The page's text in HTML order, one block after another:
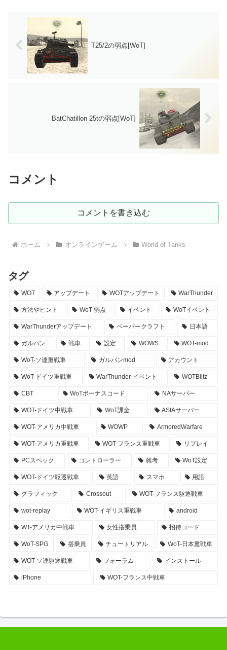
T25/2の弱点[WoT]
BatChatillon 25tの弱点[WoT]
コメント
コメントを書き込む
ホーム オンラインゲーム World of Tanks
タグ
WOT アップデート WOTアップデート WarThunder
方法やヒント WoT-弱点 イベント WoTイベント
WarThunderアップデート ペーパークラフト 日本語
ガルパン 戦車 設定 WOWS WOT-mod
WoT-ソ連重戦車 ガルパンmod アカウント
WoT-ドイツ重戦車 WarThunder-イベント WOTBlitz
CBT WoTボーナスコード NAサーバー
WOT-ドイツ中戦車 WoT課金 ASIAサーバー
WOT-アメリカ中戦車 WOWP ArmoredWarfare
WOT-アメリカ重戦車 WOT-フランス重戦車 リプレイ
PCスペック コントローラー 雑考 WoT設定
WOT-ドイツ駆逐戦車 英語 スマホ 用語
グラフィック Crossout WOT-フランス駆逐戦車
wot-replay WOT-イギリス重戦車 android
WT-アメリカ中戦車 女性搭乗員 招待コード
WoT-SPG 搭乗員 チュートリアル WoT-日本重戦車
WOT-ソ連駆逐戦車 フォーラム インストール
iPhone WOT-フランス中戦車